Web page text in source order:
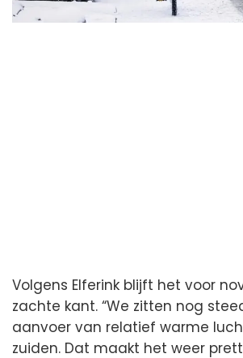
Volgens Elferink blijft het voor
zachte kant. “We zitten nog
aanvoer van relatief warme
zuiden. Dat maakt het weer